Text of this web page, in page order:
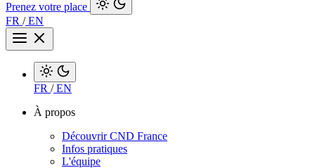
Prenez votre place
FR /EN
FR /EN
À propos
Découvrir CND France
Infos pratiques
L'équipe